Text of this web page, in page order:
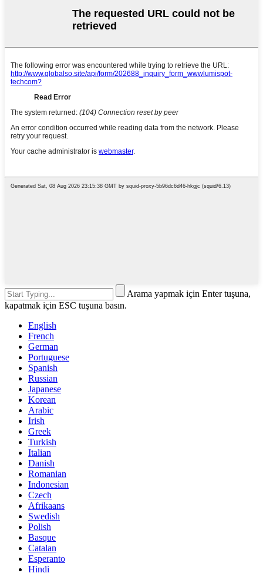
Arama yapmak için Enter tuşuna,
kapatmak için ESC tuşuna basın.
English
French
German
Portuguese
Spanish
Russian
Japanese
Korean
Arabic
Irish
Greek
Turkish
Italian
Danish
Romanian
Indonesian
Czech
Afrikaans
Swedish
Polish
Basque
Catalan
Esperanto
Hindi